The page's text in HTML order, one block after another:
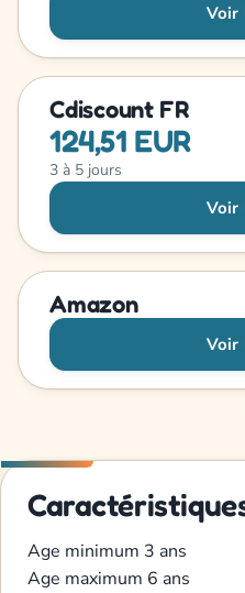
Voir
Cdiscount FR
124,51 EUR
3 à 5 jours
Voir
Amazon
Voir
Age minimum 3 ans
Age maximum 6 ans